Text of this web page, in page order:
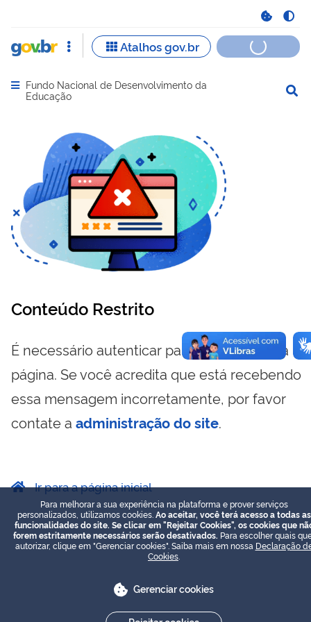
Abrir menu principal de navegação
Fundo Nacional de Desenvolvimento da
Educação
Conteúdo Restrito
É necessário autenticar para visualizar essa
página. Se você acredita que está recebendo
essa mensagem incorretamente, por favor
contate a administração do site.
Ir para a página inicial
Para melhorar a sua experiência na plataforma e prover serviços
personalizados, utilizamos cookies. Ao aceitar, você terá acesso a todas as
funcionalidades do site. Se clicar em "Rejeitar Cookies", os cookies que
forem estritamente necessários serão desativados. Para escolher quais
autorizar, clique em "Gerenciar cookies". Saiba mais em nossa Declaração
Cookies
Gerenciar cookies